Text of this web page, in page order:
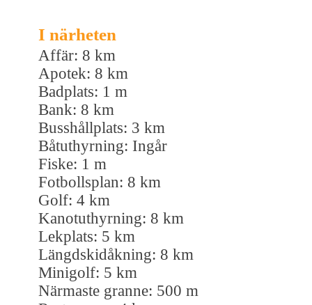
I närheten
Affär: 8 km
Apotek: 8 km
Badplats: 1 m
Bank: 8 km
Busshållplats: 3 km
Båtuthyrning: Ingår
Fiske: 1 m
Fotbollsplan: 8 km
Golf: 4 km
Kanotuthyrning: 8 km
Lekplats: 5 km
Längdskidåkning: 8 km
Minigolf: 5 km
Närmaste granne: 500 m